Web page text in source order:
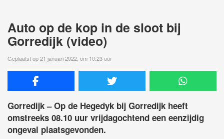
Auto op de kop in de sloot bij
Gorredijk (video)
Geplaatst op 21 januari 2022, om 10:23 uur
Gorredijk – Op de Hegedyk bij Gorredijk heeft
omstreeks 08.10 uur vrijdagochtend een eenzijdig
ongeval plaatsgevonden.